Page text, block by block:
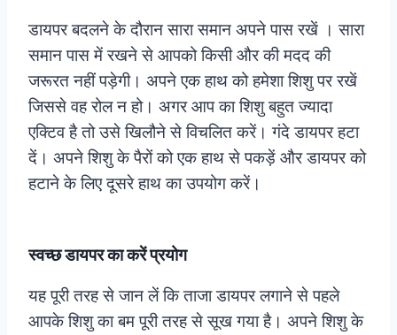
डायपर बदलने के दौरान सारा समान अपने पास रखें । सारा
समान पास में रखने से आपको किसी और की मदद की
जरूरत नहीं पड़ेगी। अपने एक हाथ को हमेशा शिशु पर रखें
जिससे वह रोल न हो। अगर आप का शिशु बहुत ज्यादा
एक्टिव है तो उसे खिलौने से विचलित करें। गंदे डायपर हटा
दें। अपने शिशु के पैरों को एक हाथ से पकड़ें और डायपर को
हटाने के लिए दूसरे हाथ का उपयोग करें।
स्वच्छ डायपर का करें प्रयोग
यह पूरी तरह से जान लें कि ताजा डायपर लगाने से पहले
आपके शिशु का बम पूरी तरह से सूख गया है। अपने शिशु के